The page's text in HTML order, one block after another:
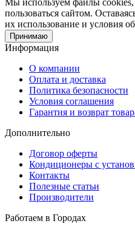
пользоваться сайтом.
их использование и условия
Принимаю
Информация
О компании
Оплата и доставка
Политика безопасности
Условия соглашения
Гарантия и возврат
Дополнительно
Договор оферты
Кондиционеры с
Контакты
Полезные статьи
Производители
Работаем в Городах